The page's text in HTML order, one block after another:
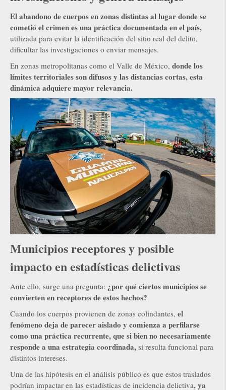
El abandono de cuerpos en zonas distintas al lugar donde se
cometió el crimen es una práctica documentada en el país,
utilizada para evitar la identificación del sitio real del delito,
dificultar las investigaciones o enviar mensajes.
En zonas metropolitanas como el Valle de México, donde los
límites territoriales son difusos y las distancias cortas, esta
dinámica adquiere mayor relevancia.
Municipios receptores y posible
impacto en estadísticas delictivas
Ante ello, surge una pregunta: ¿por qué ciertos municipios se
convierten en receptores de estos hechos?
Cuando los cuerpos provienen de zonas colindantes, el
fenómeno deja de parecer aislado y comienza a perfilarse
como una práctica recurrente, que si bien no necesariamente
responde a una estrategia coordinada, sí resulta funcional para
distintos intereses.
Una de las hipótesis en el análisis público es que estos traslados
podrían impactar en las estadísticas de incidencia delictiva, ya